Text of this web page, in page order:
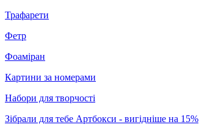
Трафарети
Фетр
Фоаміран
Картини за номерами
Набори для творчості
Зібрали для тебе Артбокси - вигідніше на 15%